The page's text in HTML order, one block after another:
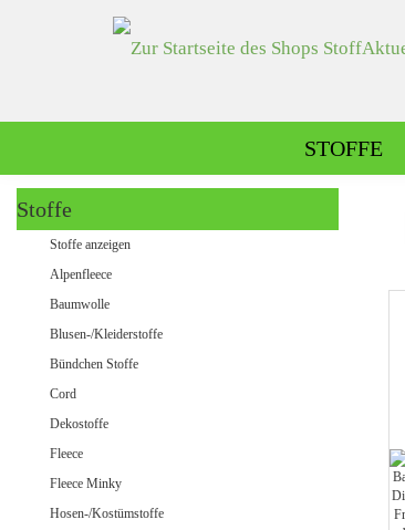
STOFFE
Stoffe
Stoffe anzeigen
Alpenfleece
Baumwolle
Blusen-/Kleiderstoffe
Bündchen Stoffe
Cord
Dekostoffe
Fleece
Fleece Minky
Hosen-/Kostümstoffe